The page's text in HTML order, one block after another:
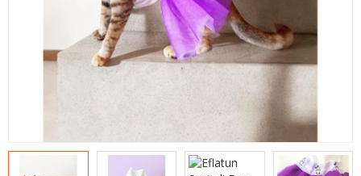
BEDEN YARDIMI